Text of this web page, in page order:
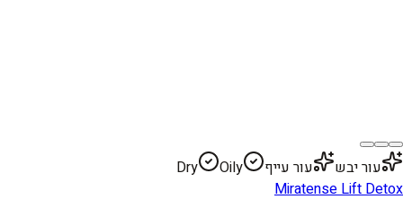
עור יבש עור עייף Dry
Oily
Miratense Lift Detox